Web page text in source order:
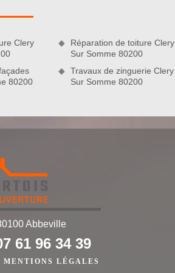
ouvrages. Vous ne
Clery
80200
Réparation de toiture Clery
Sur Somme 80200
Travaux de zinguerie Clery
Sur Somme 80200
Abbeville
61 96 34 39
MENTIONS LÉGALES